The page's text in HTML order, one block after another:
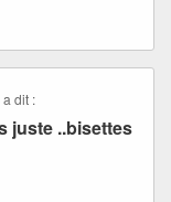
a dit :
juste ..bisettes